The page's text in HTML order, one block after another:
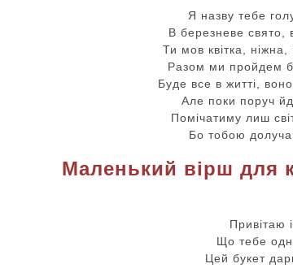
Я назву тебе
В березневе свято,
Ти мов квітка,
Разом ми пройдем
Буде все в житті,
Але поки поруч
Помічатиму лиш
Бо тобою
Маленький вірш для
Привітаю
Що тебе
Цей букет